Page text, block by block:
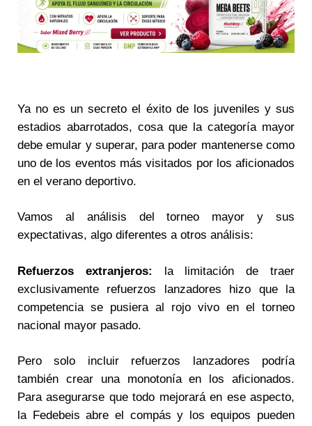
Ya no es un secreto el éxito de los juveniles y sus
estadios abarrotados, cosa que la categoría mayor
debe emular y superar, para poder mantenerse como
uno de los eventos más visitados por los aficionados
en el verano deportivo.
Vamos al análisis del torneo mayor y sus
expectativas, algo diferentes a otros análisis:
Refuerzos extranjeros: la limitación de traer
exclusivamente refuerzos lanzadores hizo que la
competencia se pusiera al rojo vivo en el torneo
nacional mayor pasado.
Pero solo incluir refuerzos lanzadores podría
también crear una monotonía en los aficionados.
Para asegurarse que todo mejorará en ese aspecto,
la Fedebeis abre el compás y los equipos pueden